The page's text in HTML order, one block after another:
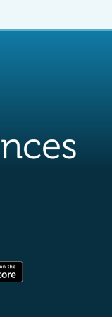
separador)